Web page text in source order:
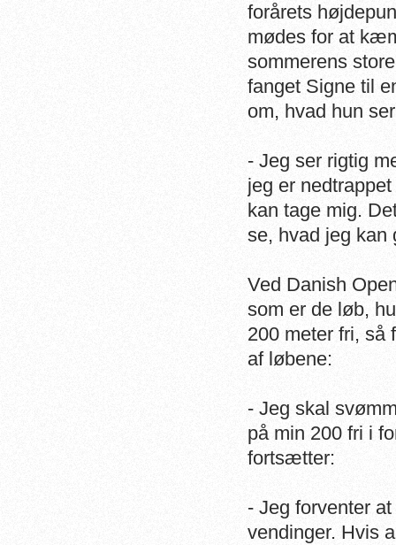
forårets
mødes for at
sommerens
fanget Signe til
om, hvad hun
- Jeg ser rigtig
jeg er
kan tage mig.
se, hvad jeg
Ved Danish
som er de løb,
200 meter fri, så
af løbene:
- Jeg skal
på min 200 fri i
fortsætter:
- Jeg forventer
vendinger. Hvis